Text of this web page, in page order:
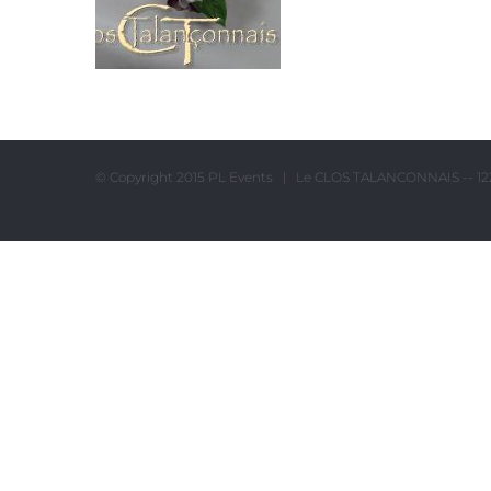
© Copyright 2015 PL Events | Le CLOS TALANCONNAIS --